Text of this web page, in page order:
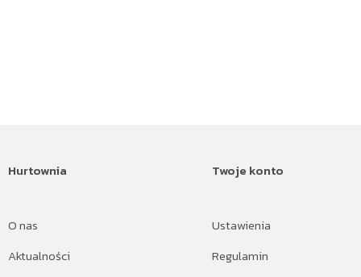
Hurtownia
O nas
Aktualności
Twoje konto
Ustawienia
Regulamin